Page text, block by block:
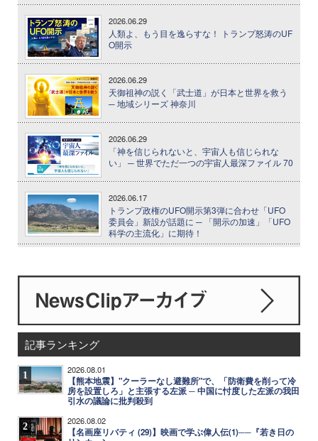
2026.06.29
人類よ、もう目を逸らすな！ トランプ怒涛のUF
O開示
2026.06.29
天御祖神の説く「武士道」が日本と世界を救う
─ 地域シリーズ 神奈川
2026.06.29
「神を信じられないと、宇宙人も信じられな
い」 ─ 世界でただ一つの宇宙人最深ファイル 70
2026.06.17
トランプ政権のUFO開示第3弾に合わせ「UFO
委員会」新設が話題に ─ 「開示の加速」「UFO
科学の主流化」に期待！
記事ランキング
1 2026.08.01
【熊本地震】"クーラーなし避難所"で、「防衛費を削って冷
房を設置しろ」と主張する左派 ─ 中国に忖度した左派の我田
引水の議論に批判殺到
2 2026.08.02
【名画座リバティ (29)】映画で学ぶ偉人伝(1)──『若き日の